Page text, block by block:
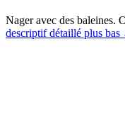
Nager avec des baleines.
descriptif détaillé plus bas